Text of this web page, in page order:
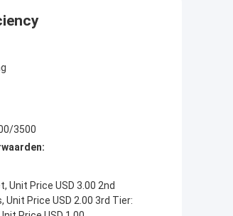
3500
Unit Price USD 3.00 2nd
Unit Price USD 2.00 3rd Tier: